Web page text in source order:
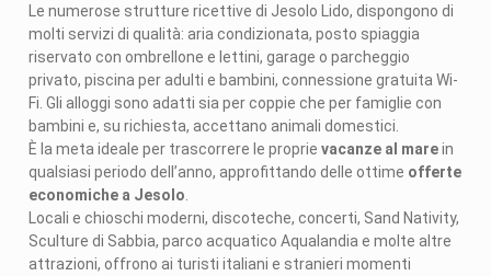
Le numerose strutture ricettive di Jesolo Lido, dispongono di
molti servizi di qualità: aria condizionata, posto spiaggia
riservato con ombrellone e lettini, garage o parcheggio
privato, piscina per adulti e bambini, connessione gratuita Wi-
Fi. Gli alloggi sono adatti sia per coppie che per famiglie con
bambini e, su richiesta, accettano animali domestici.
È la meta ideale per trascorrere le proprievacanze al marein
qualsiasi periodo dell’anno, approfittando delle ottime offerte
economiche a Jesolo
Locali e chioschi moderni, discoteche, concerti, Sand Nativity,
Sculture di Sabbia, parco acquatico Aqualandia e molte altre
attrazioni, offrono ai turisti italiani e stranieri momenti